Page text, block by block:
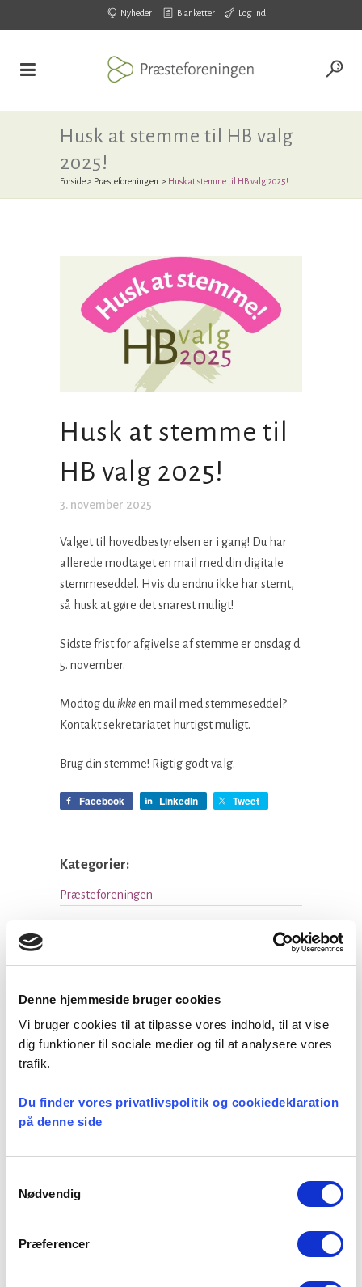
Denne hjemmeside bruger cookies
Vi bruger cookies til at tilpasse vores indhold, til at vise
dig funktioner til sociale medier og til at analysere vores
trafik.
Du finder vores privatlivspolitik og cookiedeklaration
på denne side
Nødvendig
Præferencer
Nyheder Blanketter Log ind
Husk at stemme til HB valg
2025!
Forside> Præsteforeningen > Husk at stemme til HB valg 2025!
Husk at stemme til
HB valg 2025!
3. november 2025
Valget til hovedbestyrelsen er i gang! Du har
allerede modtaget en mail med din digitale
stemmeseddel. Hvis du endnu ikke har stemt,
så husk at gøre det snarest muligt!
Sidste frist for afgivelse af stemme er onsdag d.
5. november.
Modtog du ikke en mail med stemmeseddel?
Kontakt sekretariatet hurtigst muligt.
Brug din stemme! Rigtig godt valg.
Facebook LinkedIn Tweet
Kategorier:
Præsteforeningen
Præsteforeningen